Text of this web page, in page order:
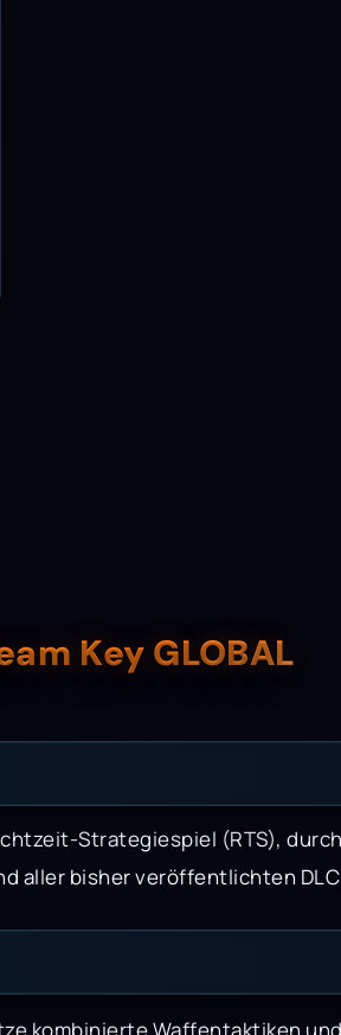
Key GLOBAL
Strategiespiel (RTS),
aller bisher veröffentlichten
kombinierte Waffentaktiken